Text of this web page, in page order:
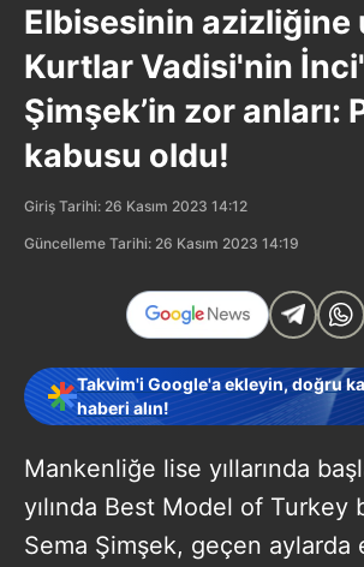
Elbisesinin azizliğine
Kurtlar Vadisi'nin
Şimşek’in zor anları:
kabusu oldu!
Giriş Tarihi: 26 Kasım 2023 14:12
Güncelleme Tarihi: 26 Kasım 2023 14:19
Takvim'i Google'a ekleyin, doğru
haberi alın!
Mankenliğe lise yıllarında
yılında Best Model of Turkey
Sema Şimşek, geçen aylarda